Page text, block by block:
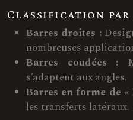
Classification par
Barres droites :
nombreuses
Barres coudées :
s’adaptent aux angles.
Barres en forme de «
les transferts latéraux.